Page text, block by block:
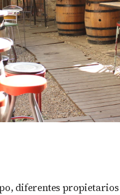
diferentes